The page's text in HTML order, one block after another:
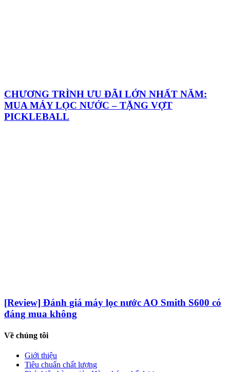
CHƯƠNG TRÌNH ƯU ĐÃI LỚN NHẤT NĂM:
MUA MÁY LỌC NƯỚC – TẶNG VỢT
PICKLEBALL
[Review] Đánh giá máy lọc nước AO Smith S600 có
đáng mua không
Về chúng tôi
Giới thiệu
Tiêu chuẩn chất lượng